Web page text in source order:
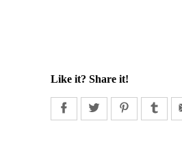
Like it? Share it!